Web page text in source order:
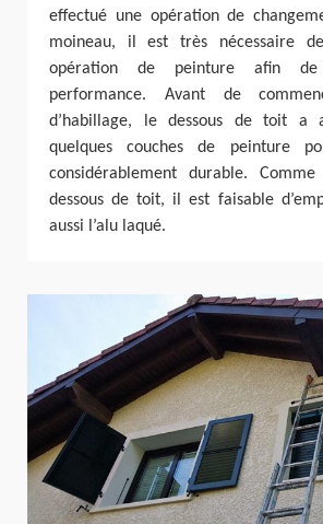
effectué une opération de
moineau, il est très nécessaire
opération de peinture afin
performance. Avant de
d’habillage, le dessous de toit a
quelques couches de peinture
considérablement durable.
dessous de toit, il est faisable
aussi l’alu laqué.